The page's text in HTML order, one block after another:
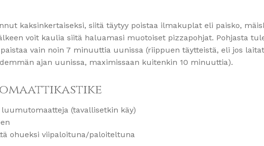
kaksinkertaiseksi, siitä täytyy poistaa ilmakuplat eli paisko,
voit kaulia siitä haluamasi muotoiset pizzapohjat. Pohjasta
vain noin 7 minuuttia uunissa (riippuen täytteistä, eli jos
ajan uunissa, maximissaan kuitenkin 10 minuuttia).
(tavallisetkin käy)
ohueksi viipaloituna/paloiteltuna